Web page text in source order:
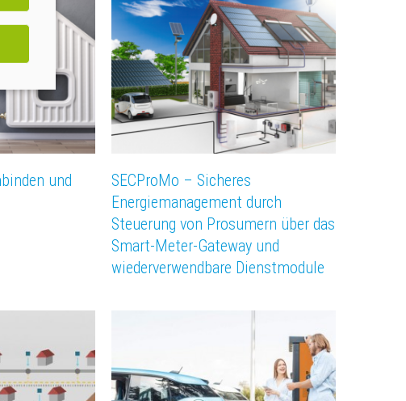
und
SECProMo – Sicheres
Energiemanagement durch
Steuerung von Prosumern über das
Smart-Meter-Gateway und
wiederverwendbare Dienstmodule